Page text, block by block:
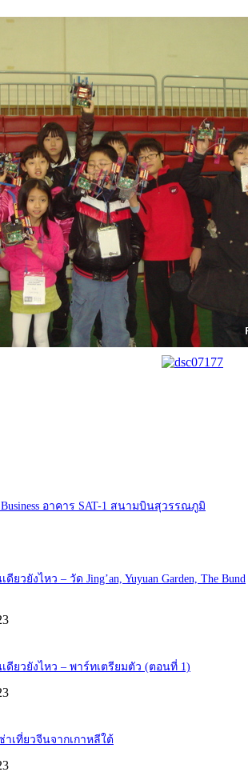
อาคาร SAT-1 สนามบินสุวรรณภูมิ
ยวยังไหว – วัด Jing’an, Yuyuan Garden, The Bund
ดียวยังไหว – พาร์ทเตรียมตัว (ตอนที่ 1)
เที่ยวจีนจากเกาหลีใต้